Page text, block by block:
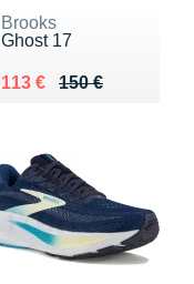
Brooks
Ghost 17
150 €
Au lieu de 150 €
113 €
Vendu 113 €